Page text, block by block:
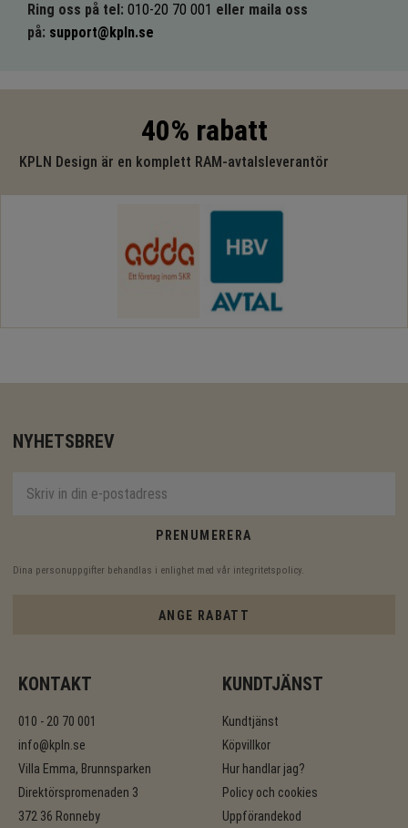
Ring oss på tel: 010-20 70 001 eller maila oss
på: support@kpln.se
40% rabatt
KPLN Design är en komplett RAM-avtalsleverantör
NYHETSBREV
PRENUMERERA
Dina personuppgifter behandlas i enlighet med vår integritetspolicy.
ANGE RABATT
KONTAKT
010 - 20 70 001
info@kpln.se
Villa Emma, Brunnsparken
Direktörspromenaden 3
372 36 Ronneby
KUNDTJÄNST
Kundtjänst
Köpvillkor
Hur handlar jag?
Policy och cookies
Uppförandekod